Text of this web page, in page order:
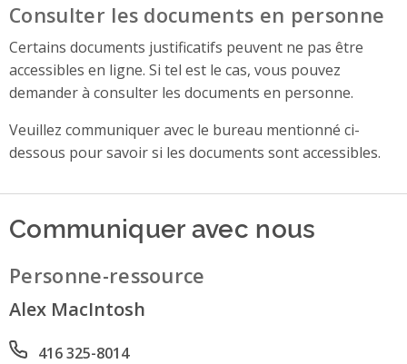
Consulter les documents en personne
Certains documents justificatifs peuvent ne pas être
accessibles en ligne. Si tel est le cas, vous pouvez
demander à consulter les documents en personne.
Veuillez communiquer avec le bureau mentionné ci-
dessous pour savoir si les documents sont accessibles.
Communiquer avec nous
Personne-ressource
Alex MacIntosh
Phone number
416 325-8014